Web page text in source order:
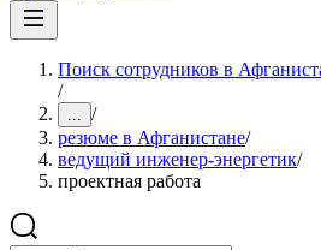
Поиск сотрудников в
/
... /
резюме в Афганистане/
ведущий инженер-энергетик/
проектная работа